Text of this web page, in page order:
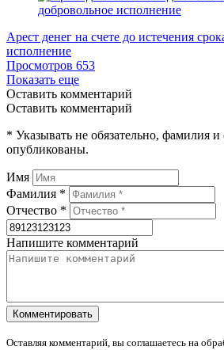
Арест денег на счете до истечения
исполнение
Просмотров 653
Показать еще
Оставить комментарий
Оставить комментарий
* Указывать не обязательно, фамилия и
опубликованы.
Имя
Фамилия *
Отчество *
Напишите комментарий
Оставляя комментарий, вы соглашаетесь на